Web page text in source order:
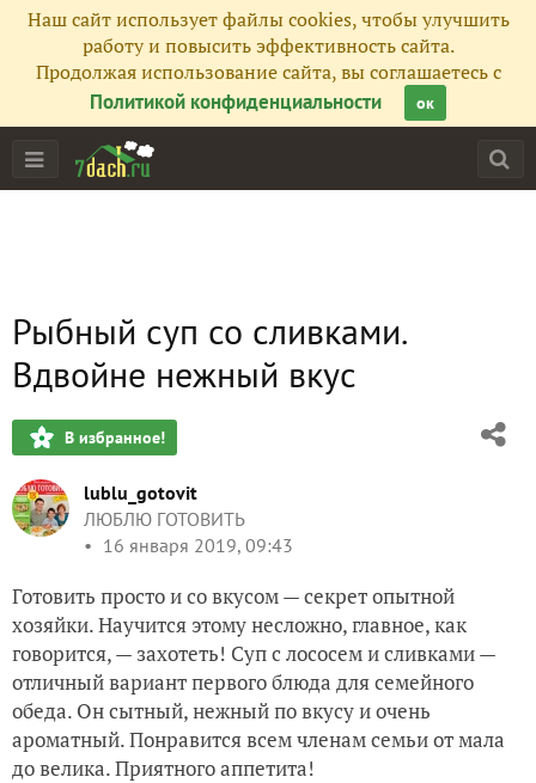
Наш сайт использует файлы cookies, чтобы улучшить
работу и повысить эффективность сайта.
Продолжая использование сайта, вы соглашаетесь с
Политикой конфиденциальности
ок
Рыбный суп со сливками.
Вдвойне нежный вкус
В избранное!
lublu_gotovit
ЛЮБЛЮ ГОТОВИТЬ
16 января 2019, 09:43
Готовить просто и со вкусом — секрет опытной
хозяйки. Научится этому несложно, главное, как
говорится, — захотеть! Суп с лососем и сливками —
отличный вариант первого блюда для семейного
обеда. Он сытный, нежный по вкусу и очень
ароматный. Понравится всем членам семьи от мала
до велика. Приятного аппетита!